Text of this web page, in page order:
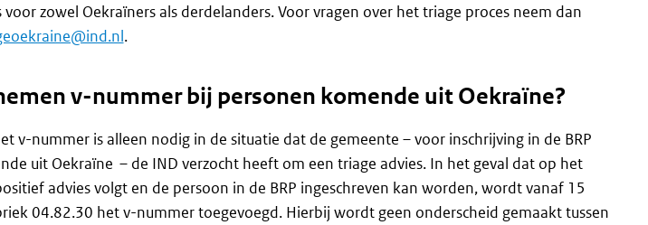
voor zowel Oekraïners als derdelanders. Voor vragen over het triage proces neem dan
.
v-nummer bij personen komende uit Oekraïne?
v-nummer is alleen nodig in de situatie dat de gemeente – voor inschrijving in de BRP
uit Oekraïne – de IND verzocht heeft om een triage advies. In het geval dat op het
advies volgt en de persoon in de BRP ingeschreven kan worden, wordt vanaf 15
04.82.30 het v-nummer toegevoegd. Hierbij wordt geen onderscheid gemaakt tussen